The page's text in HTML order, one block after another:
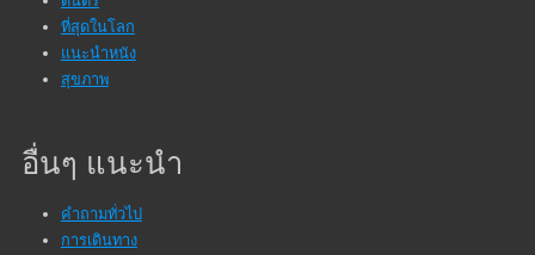
ที่สุดในโลก
แนะนำหนัง
สุขภาพ
อื่นๆ แนะนำ
คำถามทั่วไป
การเดินทาง